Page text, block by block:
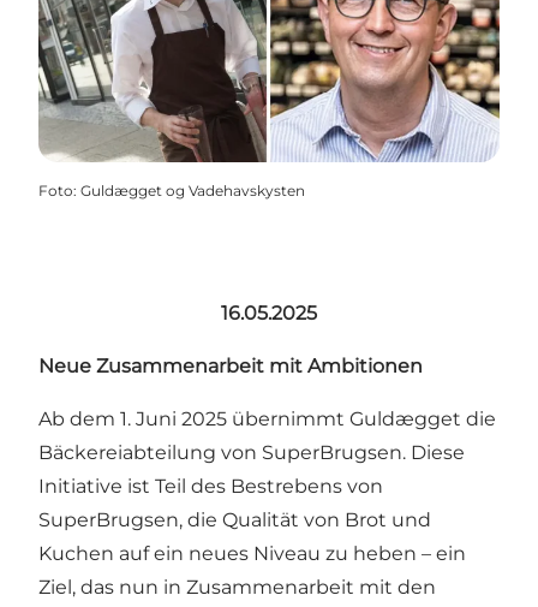
Foto: Guldægget og Vadehavskysten
16.05.2025
Neue Zusammenarbeit mit Ambitionen
Ab dem 1. Juni 2025 übernimmt Guldægget die
Bäckereiabteilung von SuperBrugsen. Diese
Initiative ist Teil des Bestrebens von
SuperBrugsen, die Qualität von Brot und
Kuchen auf ein neues Niveau zu heben – ein
Ziel, das nun in Zusammenarbeit mit den